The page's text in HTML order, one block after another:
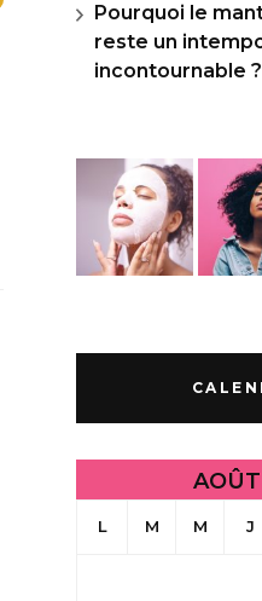
Pourquoi le
reste un
incontournable ?
L M M J